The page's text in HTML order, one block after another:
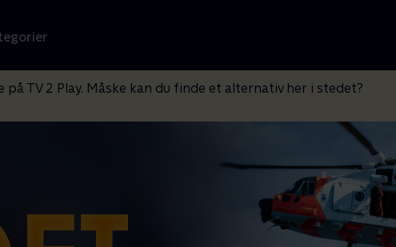
TV 2 Play. Måske kan du finde et alternativ her i stedet?